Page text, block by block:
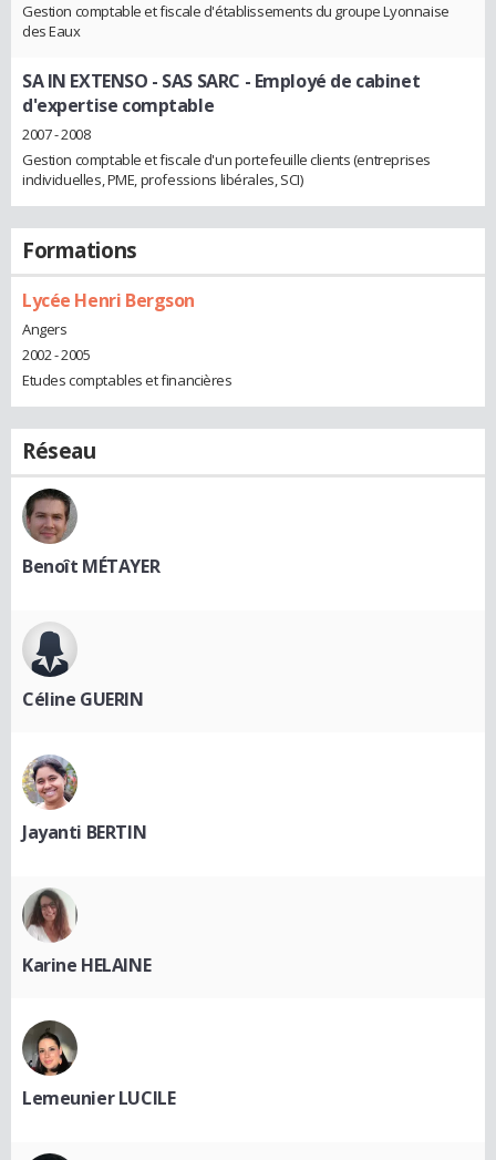
Gestion comptable et fiscale d'établissements du groupe Lyonnaise
des Eaux
SA IN EXTENSO - SAS SARC - Employé de cabinet
d'expertise comptable
2007 - 2008
Gestion comptable et fiscale d'un portefeuille clients (entreprises
individuelles, PME, professions libérales, SCI)
Formations
Lycée Henri Bergson
Angers
2002 - 2005
Etudes comptables et financières
Réseau
Benoît MÉTAYER
Céline GUERIN
Jayanti BERTIN
Karine HELAINE
Lemeunier LUCILE